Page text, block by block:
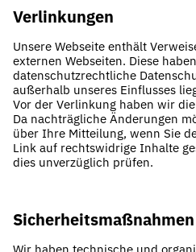
Verlinkungen
Unsere Webseite enthält
externen Webseiten. Diese
datenschutzrechtliche
außerhalb unseres Einflusses
Vor der Verlinkung haben wir
Da nachträgliche Änderungen
über Ihre Mitteilung, wenn Sie
Link auf rechtswidrige Inhalte
dies unverzüglich prüfen.
Sicherheitsmaßnahmen